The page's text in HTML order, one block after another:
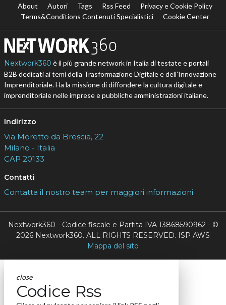
About Autori Tags Rss Feed
Privacy e Cookie Policy
Terms&Conditions Contenuti Specialistici
Cookie Center
Nextwork360 è il più grande network in Italia di testate e portali
B2B dedicati ai temi della Trasformazione Digitale e dell’Innovazione
Imprenditoriale. Ha la missione di diffondere la cultura digitale e
imprenditoriale nelle imprese e pubbliche amministrazioni italiane.
Indirizzo
Via Moretto da Brescia, 22
Milano - Italia
CAP 20133
Contatti
Contatta il nostro team per maggiori informazioni
Nextwork360 - Codice fiscale e Partita IVA 13868590962 - ©
2026 Nextwork360. ALL RIGHTS RESERVED. ISP AWS
Mappa del sito
close
Codice Rss